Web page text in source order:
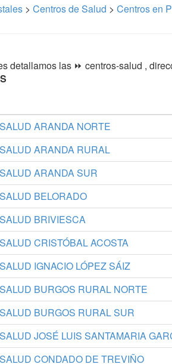
> Centros de Salud > Centros en
detallamos las ⏩ centros-salud ,
ARANDA NORTE
ARANDA RURAL
ARANDA SUR
BELORADO
BRIVIESCA
CRISTÓBAL ACOSTA
IGNACIO LÓPEZ SÁIZ
BURGOS RURAL NORTE
BURGOS RURAL SUR
JOSÉ LUIS SANTAMARIA
CONDADO DE TREVIÑO